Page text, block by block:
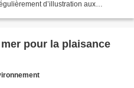
d’illustration aux
pour la plaisance